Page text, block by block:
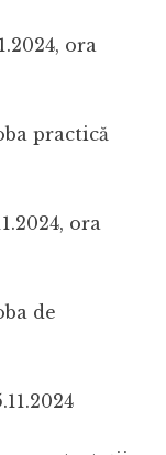
ora
practică
ora
de